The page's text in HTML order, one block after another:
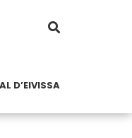
D’EIVISSA